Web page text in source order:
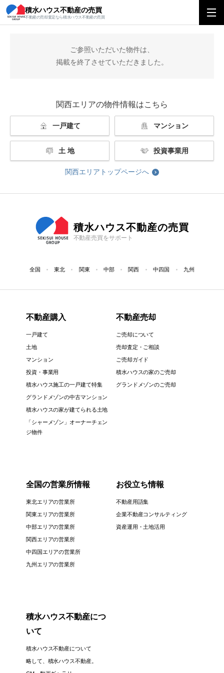
積水ハウス不動産の売買
不動産の売却査定なら積水ハウス不動産の売買
積水ハウス不動産の売買 関西エリアトップ
ご参照いただいた物件は、
掲載を終了させていただきました。
関西エリアの物件情報はこちら
一戸建て マンション
土 地 投資事業用
関西エリアトップページへ
積水ハウス不動産の売買
不動産売買をサポート
全国 東北 関東 中部 関西 中四国 九州
不動産購入
一戸建て
土地
マンション
投資・事業用
積水ハウス施工の一戸建て特集
グランドメゾンの中古マンション
積水ハウスの家が建てられる土地
「シャーメゾン」オーナーチェン
ジ物件
不動産売却
ご売却について
売却査定・ご相談
ご売却ガイド
積水ハウスの家のご売却
グランドメゾンのご売却
全国の営業所情報
東北エリアの営業所
関東エリアの営業所
中部エリアの営業所
関西エリアの営業所
中四国エリアの営業所
九州エリアの営業所
お役立ち情報
不動産用語集
企業不動産コンサルティング
資産運用・土地活用
積水ハウス不動産につ
いて
積水ハウス不動産について
略して、積水ハウス不動産。